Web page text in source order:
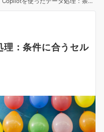
：条件に合うセル